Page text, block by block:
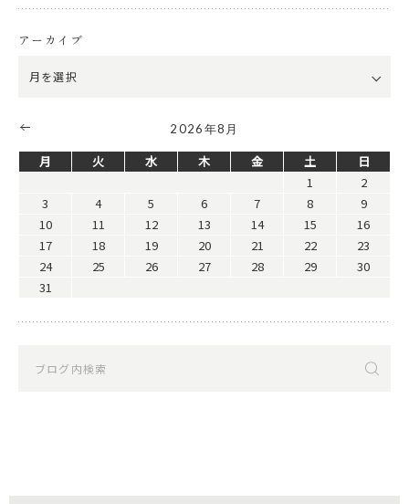
アーカイブ
2026年8月
月 火 水 木 金 土
日
1
2
3
4 5 6 7 8
9
10
11 12 13 14 15
16
17
18 19 20 21 22
23
24
25 26 27 28 29
30
31